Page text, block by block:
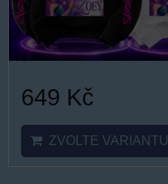
649 Kč
ZVOLTE VARIANTU